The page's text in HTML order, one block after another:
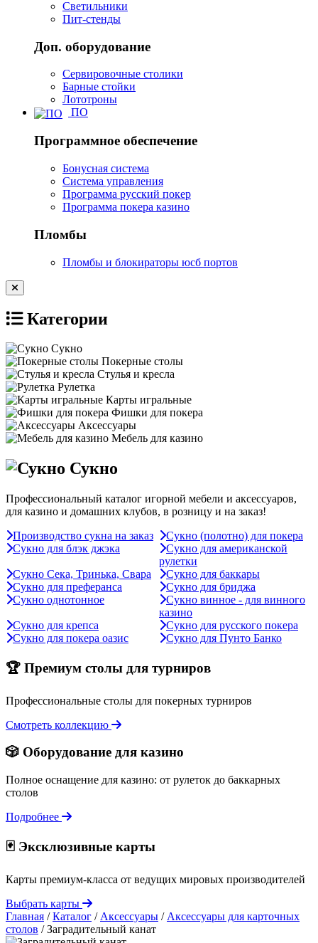
Светильники
Пит-стенды
Доп. оборудование
Сервировочные столики
Барные стойки
Лототроны
ПО
Программное обеспечение
Бонусная система
Система управления
Программа русский покер
Программа покера казино
Пломбы
Пломбы и блокираторы юсб портов
Категории
Сукно
Покерные столы
Стулья и кресла
Рулетка
Карты игральные
Фишки для покера
Аксессуары
Мебель для казино
Сукно
Профессиональный каталог игорной мебели и аксессуаров,
для казино и домашних клубов, в розницу и на заказ!
Производство сукна на заказ
Сукно (полотно) для покера
Сукно для блэк джэка
Сукно для американской
рулетки
Сукно Сека, Тринька, Свара
Сукно для баккары
Сукно для преферанса
Сукно для бриджа
Сукно однотонное
Сукно винное - для винного
казино
Сукно для крепса
Сукно для русского покера
Сукно для покера оазис
Сукно для Пунто Банко
🏆 Премиум столы для турниров
Профессиональные столы для покерных турниров
Смотреть коллекцию
🎲 Оборудование для казино
Полное оснащение для казино: от рулеток до баккарных
столов
Подробнее
🃏 Эксклюзивные карты
Карты премиум-класса от ведущих мировых производителей
Выбрать карты
Главная / Каталог / Аксессуары / Аксессуары для карточных
столов / Заградительный канат